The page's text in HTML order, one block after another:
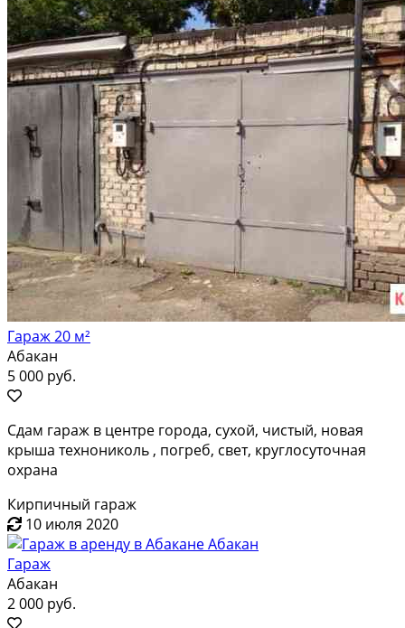
Гараж 20 м²
Абакан
5 000 руб.
Сдам гараж в центре города, сухой, чистый, новая
крыша технониколь , погреб, свет, круглосуточная
охрана
Кирпичный гараж
10 июля 2020
Гараж
Абакан
2 000 руб.